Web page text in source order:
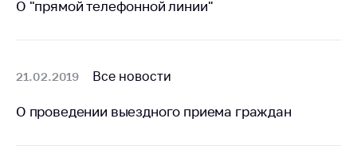
Новости
О "прямой телефонной линии"
21.02.2019 Все новости
О проведении выездного приема граждан